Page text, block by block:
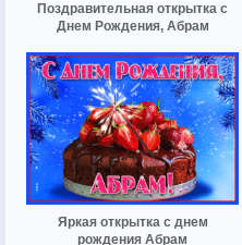
Поздравительная открытка с
Днем Рождения, Абрам
Яркая открытка с днем
рождения Абрам